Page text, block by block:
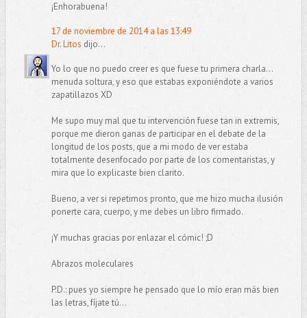
¡Enhorabuena!
17 de noviembre de 2014 a las 13:49
Dr. Litos dijo...
Yo lo que no puedo creer es que fuese tu primera charla...
menuda soltura, y eso que estabas exponiéndote a varios
zapatillazos XD
Me supo muy mal que tu intervención fuese tan in extremis,
porque me dieron ganas de participar en el debate de la
longitud de los posts, que a mi modo de ver estaba
totalmente desenfocado por parte de los comentaristas, y
mira que lo explicaste bien clarito.
Bueno, a ver si repetimos pronto, que me hizo mucha ilusión
ponerte cara, cuerpo, y me debes un libro firmado.
¡Y muchas gracias por enlazar el cómic! ;D
Abrazos moleculares
P.D.: pues yo siempre he pensado que lo mío eran más bien
las letras, fíjate tú...